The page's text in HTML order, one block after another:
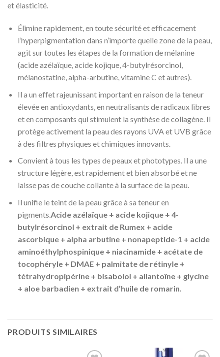
et élasticité.
Élimine rapidement, en toute sécurité et efficacement
l’hyperpigmentation dans n’importe quelle zone de la peau,
agit sur toutes les étapes de la formation de mélanine
(acide azélaïque, acide kojique, 4-butylrésorcinol,
mélanostatine, alpha-arbutine, vitamine C et autres).
Il a un effet rajeunissant important en raison de la teneur
élevée en antioxydants, en neutralisants de radicaux libres
et en composants qui stimulent la synthèse de collagène. Il
protège activement la peau des rayons UVA et UVB grâce
à des filtres physiques et chimiques innovants.
Convient à tous les types de peaux et phototypes. Il a une
structure légère, est rapidement et bien absorbé et ne
laisse pas de couche collante à la surface de la peau.
Il unifie le teint de la peau grâce à sa teneur en
pigments. Acide azélaïque + acide kojique + 4-
butylrésorcinol + extrait de Rumex + acide
ascorbique + alpha arbutine + nonapeptide-1 + acide
aminoéthylphospinique + niacinamide + acétate de
tocophéryle + DMAE + palmitate de rétinyle +
tétrahydropipérine + bisabolol + allantoïne + glycine
+ aloe barbadien + extrait d’huile de romarin.
PRODUITS SIMILAIRES